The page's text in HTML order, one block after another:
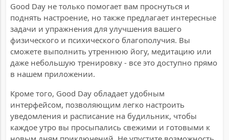
Good Day не только помогает вам проснуться и
поднять настроение, но также предлагает интересные
задачи и упражнения для улучшения вашего
физического и психического благополучия. Вы
сможете выполнить утреннюю йогу, медитацию или
даже небольшую тренировку - все это доступно прямо
в нашем приложении.
Кроме того, Good Day обладает удобным
интерфейсом, позволяющим легко настроить
уведомления и расписание на будильник, чтобы
каждое утро вы просыпались свежими и готовыми к